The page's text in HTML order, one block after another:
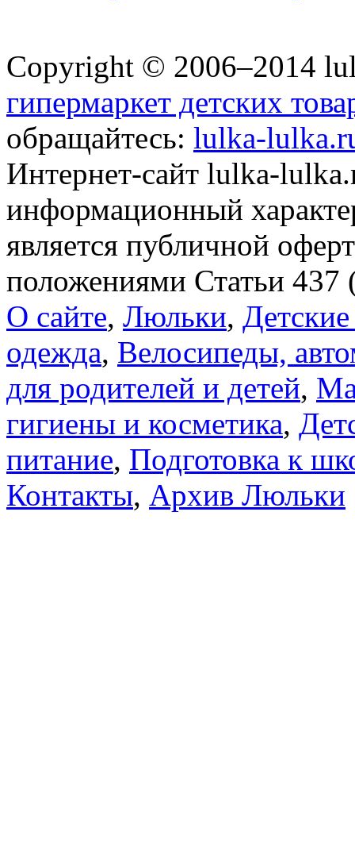
Copyright © 2006–2014
гипермаркет детских
обращайтесь: lulka-
Интернет-сайт lulka-
информационный
является публичной
положениями Статьи
О сайте, Люльки,
одежда, Велосипеды,
для родителей и детей,
гигиены и косметика,
питание, Подготовка к
Контакты, Архив Люльки